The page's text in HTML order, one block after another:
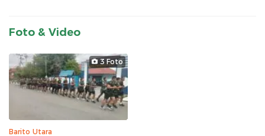
Foto & Video
3 Foto
Barito Utara